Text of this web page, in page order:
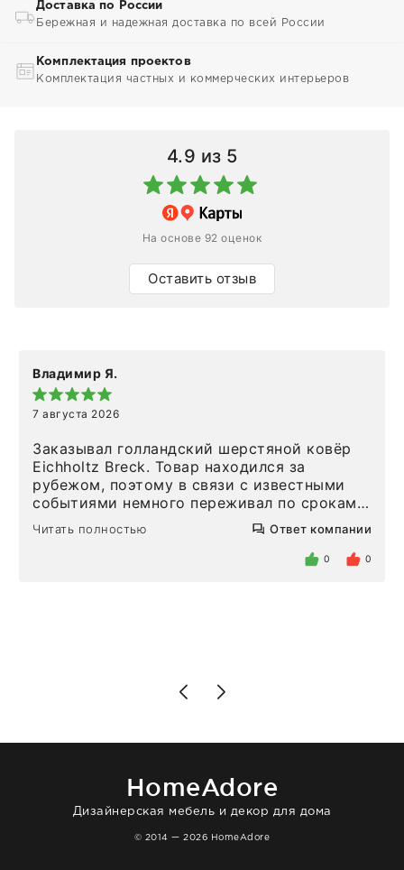
Доставка по России
Бережная и надежная доставка по всей России
Комплектация проектов
Комплектация частных и коммерческих интерьеров
4.9 из 5
На основе 92 оценок
Оставить отзыв
Владимир Я.
7 августа 2026
Заказывал голландский шерстяной ковёр
Eichholtz Breck. Товар находился за
рубежом, поэтому в связи с известными
событиями немного переживал по срокам.
Но homeadore привезли ровно в
определенное в договоре время, без
то качество выше всяких похвал. Выглядит
Читать полностью Ответ компании
0 0
HomeAdore
Дизайнерская мебель и декор для дома
© 2014 — 2026 HomeAdore